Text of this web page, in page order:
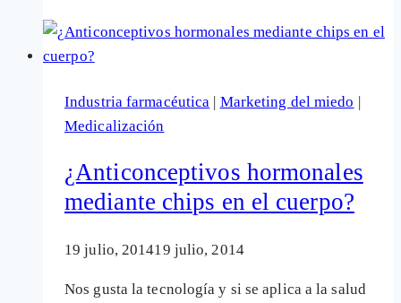
en
Bayer
por
fármacos
anticonceptivos
Industria farmacéutica | Marketing del miedo |
Medicalización
¿Anticonceptivos hormonales
mediante chips en el cuerpo?
19 julio, 201419 julio, 2014
Nos gusta la tecnología y si se aplica a la salud